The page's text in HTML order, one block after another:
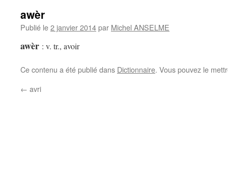
awèr
Publié le2 janvier 2014par Michel ANSELME
awèr : v. tr., avoir
Ce contenu a été publié dans Dictionnaire. Vous pouvez le
← avri